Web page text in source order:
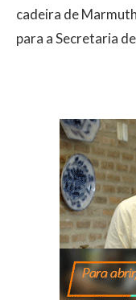
cadeira de
para a Secretaria